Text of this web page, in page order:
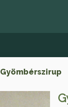
Gyömbérszirup